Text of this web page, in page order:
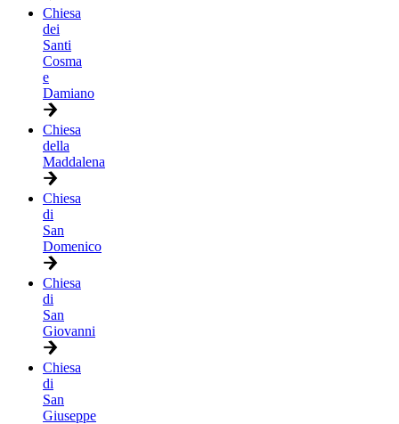
Chiesa
dei
Santi
Cosma
e
Damiano
Chiesa
della
Maddalena
Chiesa
di
San
Domenico
Chiesa
di
San
Giovanni
Chiesa
di
San
Giuseppe